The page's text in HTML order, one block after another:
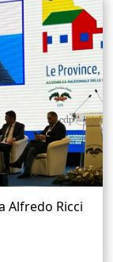
Alfredo Ricci